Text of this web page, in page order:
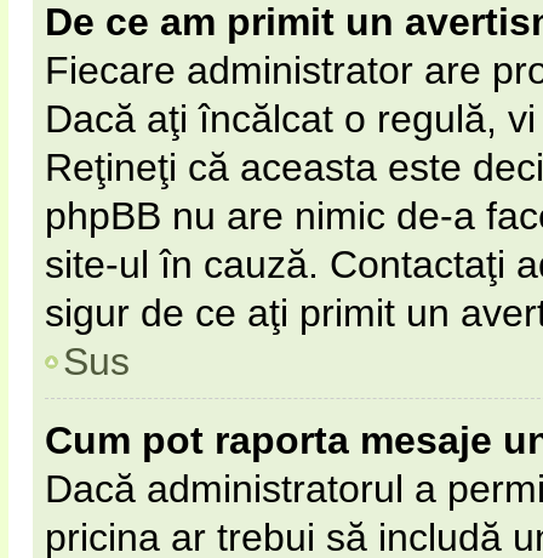
De ce am primit un
Fiecare administrator are
Dacă aţi încălcat o regulă,
Reţineţi că aceasta este
phpBB nu are nimic de-a
site-ul în cauză. Contactaţi
sigur de ce aţi primit un
Sus
Cum pot raporta mesaje
Dacă administratorul a
pricina ar trebui să includă